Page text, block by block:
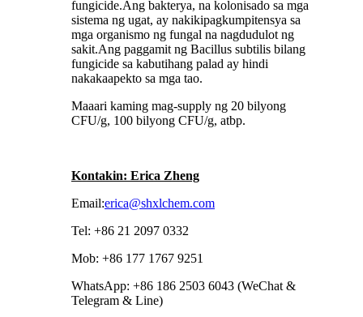
fungicide.Ang bakterya, na kolonisado sa mga
sistema ng ugat, ay nakikipagkumpitensya sa
mga organismo ng fungal na nagdudulot ng
sakit.Ang paggamit ng Bacillus subtilis bilang
fungicide sa kabutihang palad ay hindi
nakakaapekto sa mga tao.
Maaari kaming mag-supply ng 20 bilyong
CFU/g, 100 bilyong CFU/g, atbp.
Kontakin: Erica Zheng
Email:erica@shxlchem.com
Tel: +86 21 2097 0332
Mob: +86 177 1767 9251
WhatsApp: +86 186 2503 6043 (WeChat &
Telegram & Line)